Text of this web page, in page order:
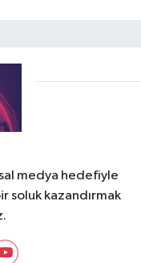
medya hedefiyle
soluk kazandırmak